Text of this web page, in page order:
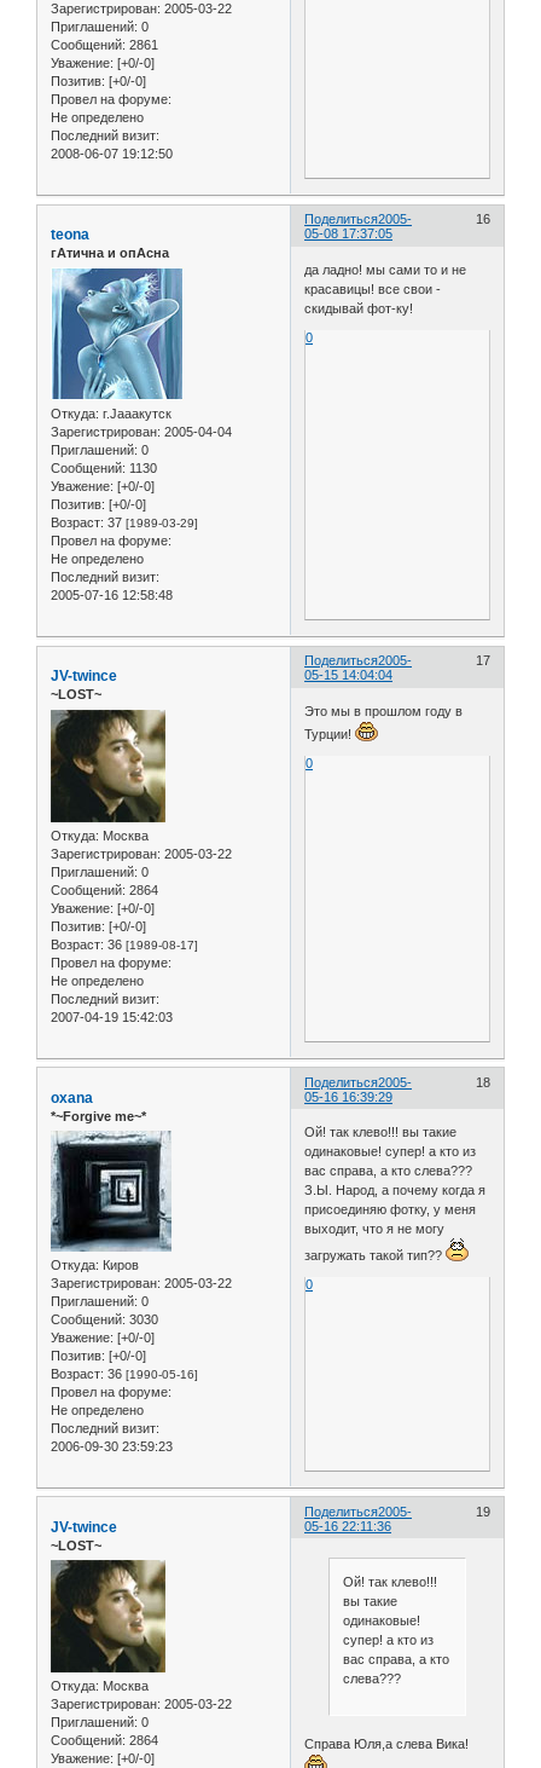
Зарегистрирован: 2005-03-22
Приглашений: 0
Сообщений: 2861
Уважение: [+0/-0]
Позитив: [+0/-0]
Провел на форуме:
Не определено
Последний визит:
2008-06-07 19:12:50
Поделиться 16
2005-
05-08 17:37:05
teona
гАтична и опАсна
Откуда: г.Jaaaкутск
Зарегистрирован: 2005-04-04
Приглашений: 0
Сообщений: 1130
Уважение: [+0/-0]
Позитив: [+0/-0]
Возраст: 37 [1989-03-29]
Провел на форуме:
Не определено
Последний визит:
2005-07-16 12:58:48
да ладно! мы сами то и не
красавицы! все свои -
скидывай фот-ку!
0
Поделиться 17
2005-
05-15 14:04:04
JV-twince
~LOST~
Откуда: Москва
Зарегистрирован: 2005-03-22
Приглашений: 0
Сообщений: 2864
Уважение: [+0/-0]
Позитив: [+0/-0]
Возраст: 36 [1989-08-17]
Провел на форуме:
Не определено
Последний визит:
2007-04-19 15:42:03
Это мы в прошлом году в
Турции!
0
Поделиться 18
2005-
05-16 16:39:29
oxana
*~Forgive me~*
Откуда: Киров
Зарегистрирован: 2005-03-22
Приглашений: 0
Сообщений: 3030
Уважение: [+0/-0]
Позитив: [+0/-0]
Возраст: 36 [1990-05-16]
Провел на форуме:
Не определено
Последний визит:
2006-09-30 23:59:23
Ой! так клево!!! вы такие
одинаковые! супер! а кто из
вас справа, а кто слева???
З.Ы. Народ, а почему когда я
присоединяю фотку, у меня
выходит, что я не могу
загружать такой тип??
0
Поделиться 19
2005-
05-16 22:11:36
JV-twince
~LOST~
Откуда: Москва
Зарегистрирован: 2005-03-22
Приглашений: 0
Сообщений: 2864
Уважение: [+0/-0]
Ой! так клево!!!
вы такие
одинаковые!
супер! а кто из
вас справа, а кто
слева???
Справа Юля,а слева Вика!